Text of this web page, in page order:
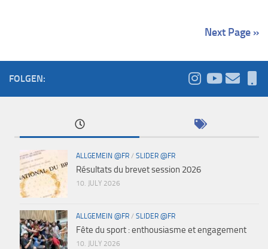
Next Page »
FOLGEN:
ALLGEMEIN @FR / SLIDER @FR
Résultats du brevet session 2026
10. JULY 2026
ALLGEMEIN @FR / SLIDER @FR
Fête du sport : enthousiasme et engagement
10. JULY 2026